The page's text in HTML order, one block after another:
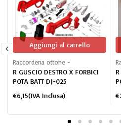
Aggiungi al carrello
Raccorderia ottone -
R GUSCIO DESTRO X FORBICI
POTA BATT DJ-025
€6,15(IVA Inclusa)
€